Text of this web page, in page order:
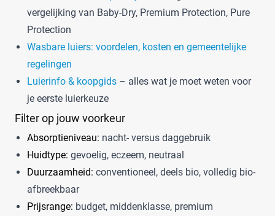
vergelijking van Baby-Dry, Premium Protection, Pure
Protection
Wasbare luiers: voordelen, kosten en gemeentelijke
regelingen
Luierinfo & koopgids – alles wat je moet weten voor
je eerste luierkeuze
Filter op jouw voorkeur
Absorptieniveau: nacht- versus daggebruik
Huidtype: gevoelig, eczeem, neutraal
Duurzaamheid: conventioneel, deels bio, volledig bio-
afbreekbaar
Prijsrange: budget, middenklasse, premium